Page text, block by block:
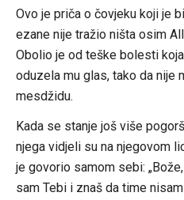
Ovo je priča o čovjeku koji je
ezane nije tražio ništa osim
Obolio je od teške bolesti
oduzela mu glas, tako da nije
mesdžidu.
Kada se stanje još više
njega vidjeli su na njegovom
je govorio samom sebi:
sam Tebi i znaš da time